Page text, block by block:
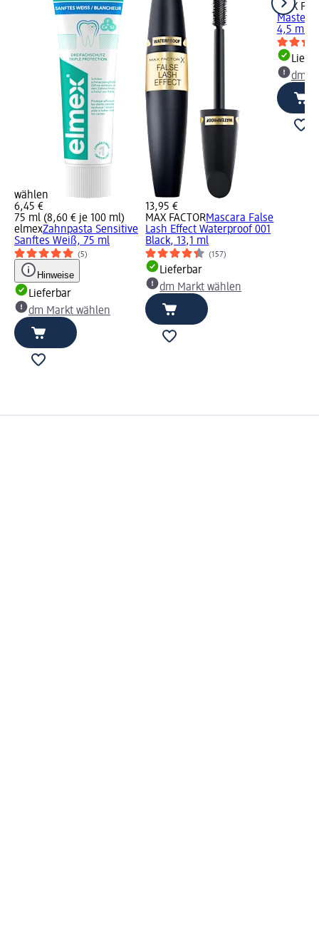
wählen
6,45 €
75 ml (8,60 € je 100 ml)
elmexZahnpasta Sensitive
Sanftes Weiß, 75 ml
(5)
Hinweise
Lieferbar
dm Markt wählen
13,95 €
MAX FACTORMascara False
Lash Effect Waterproof 001
Black, 13,1 ml
(157)
Lieferbar
dm Markt wählen
MAX
4,5 ml
dm